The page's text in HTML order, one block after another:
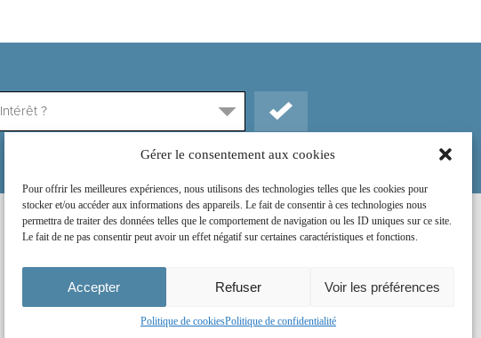
Gérer le consentement aux cookies
Pour offrir les meilleures expériences, nous utilisons des technologies telles que les cookies pour
stocker et/ou accéder aux informations des appareils. Le fait de consentir à ces technologies nous
permettra de traiter des données telles que le comportement de navigation ou les ID uniques sur ce site.
Le fait de ne pas consentir peut avoir un effet négatif sur certaines caractéristiques et fonctions.
Accepter Refuser Voir les préférences
Politique de cookiesPolitique de confidentialité
Intérêt ?
Rejoignez-nous sur :